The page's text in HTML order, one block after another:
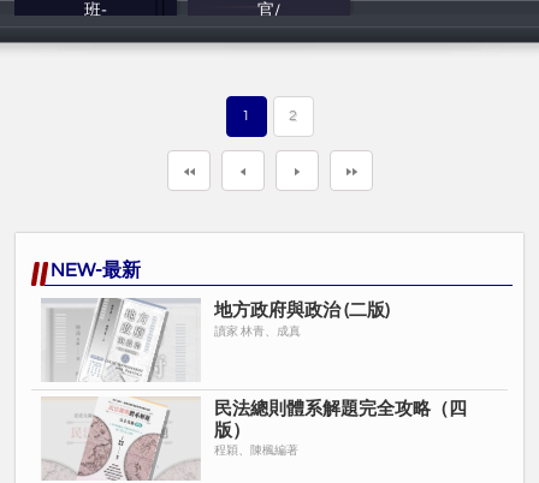
班-
讀家補習班
官/
讀家補習班
1 2
NEW-最新
地方政府與政治 (二版)
讀家 林青、成真
民法總則體系解題完全攻略（四
版）
程穎、陳楓編著